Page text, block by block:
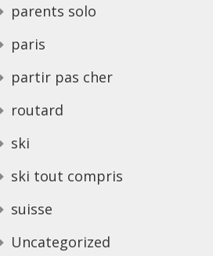
parents solo
paris
partir pas cher
routard
ski
ski tout compris
suisse
Uncategorized